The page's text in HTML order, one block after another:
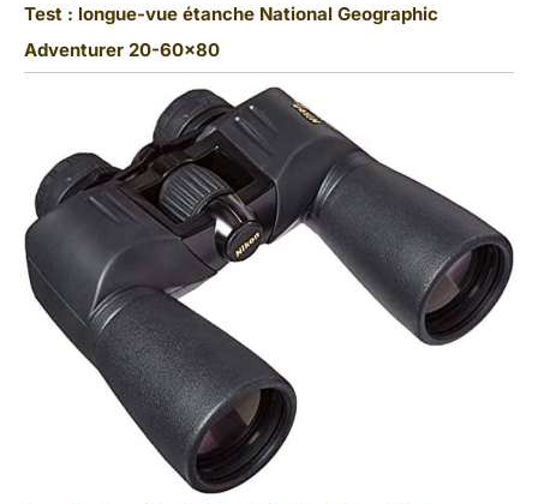
Test : longue-vue étanche National Geographic
Adventurer 20-60×80